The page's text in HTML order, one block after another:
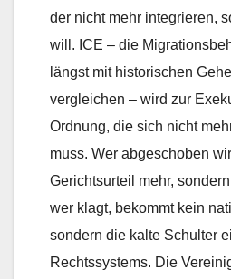
der nicht mehr integrieren,
will. ICE – die
längst mit historischen
vergleichen – wird zur
Ordnung, die sich nicht
muss. Wer abgeschoben
Gerichtsurteil mehr,
wer klagt, bekommt kein
sondern die kalte Schulter
Rechtssystems. Die